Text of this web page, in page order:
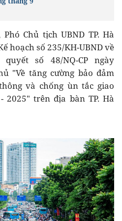
Chủ tịch UBND TP. Hà
hoạch số 235/KH-UBND về
số 48/NQ-CP ngày
"Về tăng cường bảo đảm
và chống ùn tắc giao
2025" trên địa bàn TP. Hà